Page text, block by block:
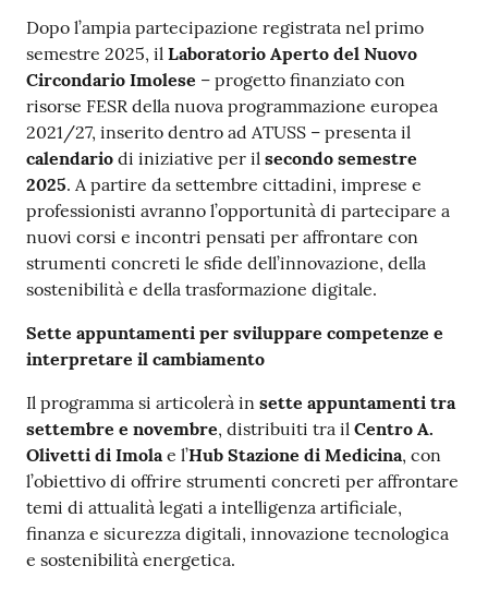
Dopo l’ampia partecipazione registrata nel primo
semestre 2025, il Laboratorio Aperto del Nuovo
Circondario Imolese – progetto finanziato con
risorse FESR della nuova programmazione europea
2021/27, inserito dentro ad ATUSS – presenta il
calendario di iniziative per il secondo semestre
2025. A partire da settembre cittadini, imprese e
professionisti avranno l’opportunità di partecipare a
nuovi corsi e incontri pensati per affrontare con
strumenti concreti le sfide dell’innovazione, della
sostenibilità e della trasformazione digitale.
Sette appuntamenti per sviluppare competenze e
interpretare il cambiamento
Il programma si articolerà in sette appuntamenti tra
settembre e novembre, distribuiti tra il Centro A.
Olivetti di Imola e l’Hub Stazione di Medicina, con
l’obiettivo di offrire strumenti concreti per affrontare
temi di attualità legati a intelligenza artificiale,
finanza e sicurezza digitali, innovazione tecnologica
e sostenibilità energetica.